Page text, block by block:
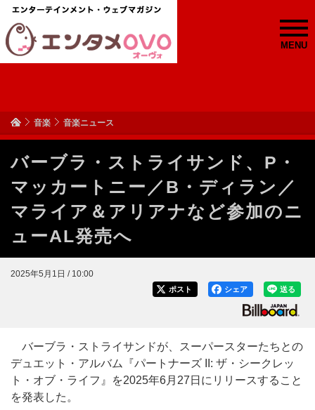
MENU
音楽 音楽ニュース
バーブラ・ストライサンド、P・
マッカートニー／B・ディラン／
マライア＆アリアナなど参加のニ
ューAL発売へ
2025年5月1日 / 10:00
送る
シェア
ポスト
バーブラ・ストライサンドが、スーパースターたちとの
デュエット・アルバム『パートナーズ II: ザ・シークレッ
ト・オブ・ライフ』を2025年6月27日にリリースすること
を発表した。